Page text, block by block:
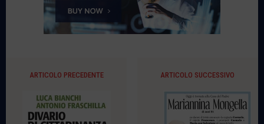
ARTICOLO PRECEDENTE ARTICOLO SUCCESSIVO